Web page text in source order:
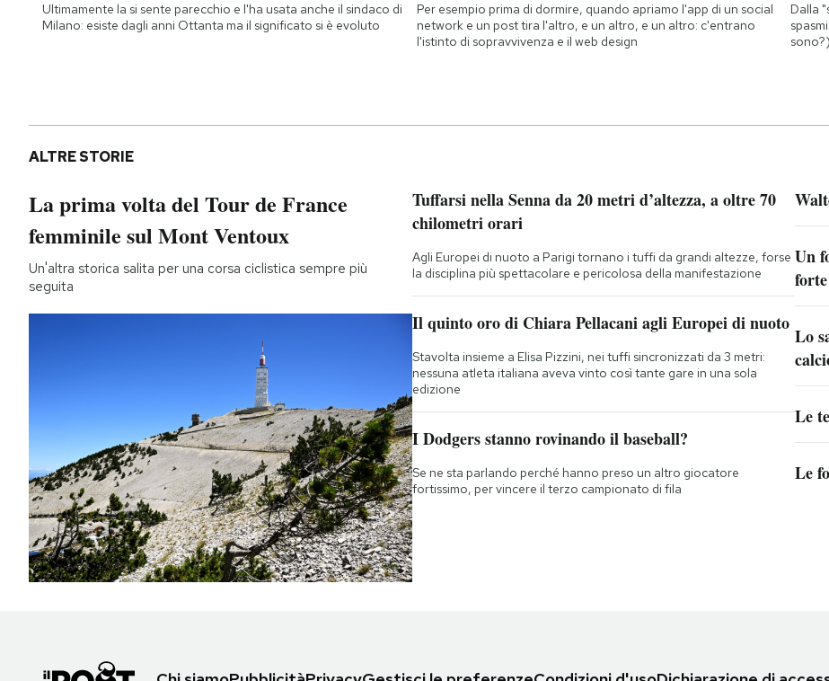
Ultimamente la si sente parecchio e l'ha usata anche il sindaco di
Milano: esiste dagli anni Ottanta ma il significato si è evoluto
Per esempio prima di dormire, quando apriamo l'app di un social
network e un post tira l'altro, e un altro, e un altro: c'entrano
l'istinto di sopravvivenza e il web design
Dalla
sono?)
ALTRE STORIE
La prima volta del Tour de France
femminile sul Mont Ventoux
Un'altra storica salita per una corsa ciclistica sempre più
seguita
Tuffarsi nella Senna da 20 metri d’altezza, a oltre 70
chilometri orari
Agli Europei di nuoto a Parigi tornano i tuffi da grandi altezze, forse
la disciplina più spettacolare e pericolosa della manifestazione
Il quinto oro di Chiara Pellacani agli Europei di nuoto
Stavolta insieme a Elisa Pizzini, nei tuffi sincronizzati da 3 metri:
nessuna atleta italiana aveva vinto così tante gare in una sola
edizione
I Dodgers stanno rovinando il baseball?
Se ne sta parlando perché hanno preso un altro giocatore
fortissimo, per vincere il terzo campionato di fila
Un
Lo
Le
Le